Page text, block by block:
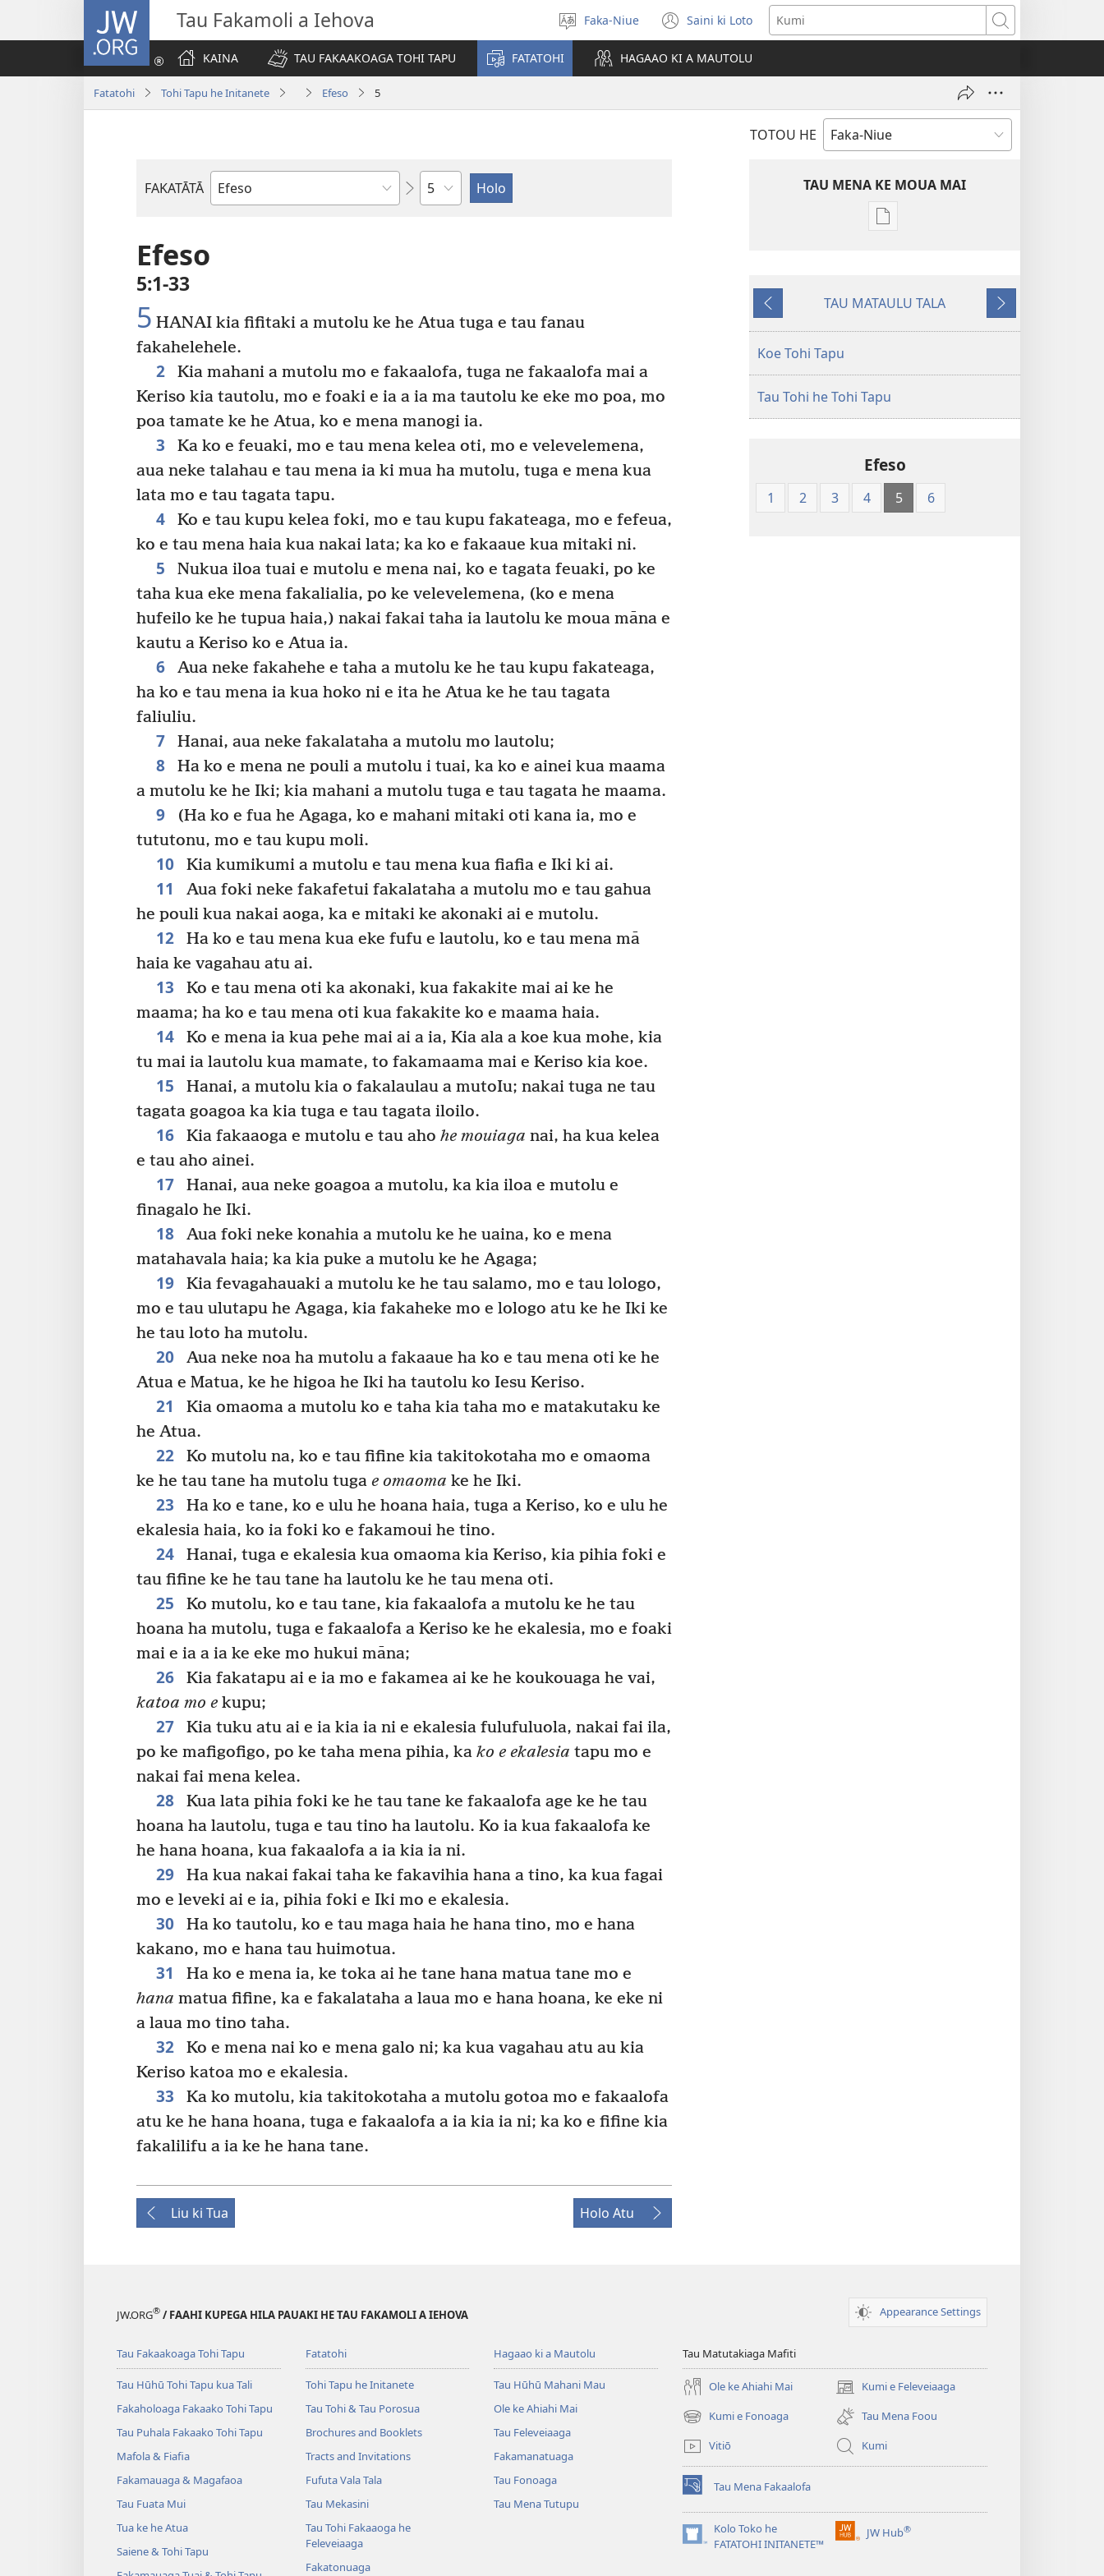
JW.ORG Tau Fakamoli a Iehova
Fifili
e
vagahau
Faka-Niue Saini ki Loto
(opens
new
window)
Kumi
KAINA
TAU FAKAAKOAGA TOHI TAPU FATATOHI HAGAAO KI A MAUTOLU
Fatatohi Tohi Tapu he Initanete Efeso 5
TOTOU HE
FAKATĀTĀ
Tohi
Veveheaga
Efeso
5:1-33
5 HANAI kia fifitaki a mutolu ke he Atua tuga e tau fanau
fakahelehele.
2
Kia mahani a mutolu mo e fakaalofa, tuga ne fakaalofa mai a
Keriso kia tautolu, mo e foaki e ia a ia ma tautolu ke eke mo poa, mo
poa tamate ke he Atua, ko e mena manogi ia.
3
Ka ko e feuaki, mo e tau mena kelea oti, mo e velevelemena,
aua neke talahau e tau mena ia ki mua ha mutolu, tuga e mena kua
lata mo e tau tagata tapu.
4
Ko e tau kupu kelea foki, mo e tau kupu fakateaga, mo e fefeua,
ko e tau mena haia kua nakai lata; ka ko e fakaaue kua mitaki ni.
5
Nukua iloa tuai e mutolu e mena nai, ko e tagata feuaki, po ke
taha kua eke mena fakalialia, po ke velevelemena, (ko e mena
hufeilo ke he tupua haia,) nakai fakai taha ia lautolu ke moua māna e
kautu a Keriso ko e Atua ia.
6
Aua neke fakahehe e taha a mutolu ke he tau kupu fakateaga,
ha ko e tau mena ia kua hoko ni e ita he Atua ke he tau tagata
faliuliu.
7 Hanai, aua neke fakalataha a mutolu mo lautolu;
8
Ha ko e mena ne pouli a mutolu i tuai, ka ko e ainei kua maama
a mutolu ke he Iki; kia mahani a mutolu tuga e tau tagata he maama.
9
(Ha ko e fua he Agaga, ko e mahani mitaki oti kana ia, mo e
tututonu, mo e tau kupu moli.
10 Kia kumikumi a mutolu e tau mena kua fiafia e Iki ki ai.
11
Aua foki neke fakafetui fakalataha a mutolu mo e tau gahua
he pouli kua nakai aoga, ka e mitaki ke akonaki ai e mutolu.
12
Ha ko e tau mena kua eke fufu e lautolu, ko e tau mena mā
haia ke vagahau atu ai.
13
Ko e tau mena oti ka akonaki, kua fakakite mai ai ke he
maama; ha ko e tau mena oti kua fakakite ko e maama haia.
14
Ko e mena ia kua pehe mai ai a ia, Kia ala a koe kua mohe, kia
tu mai ia lautolu kua mamate, to fakamaama mai e Keriso kia koe.
15
Hanai, a mutolu kia o fakalaulau a mutoIu; nakai tuga ne tau
tagata goagoa ka kia tuga e tau tagata iloilo.
16 Kia fakaaoga e mutolu e tau aho he mouiaga nai, ha kua kelea
e tau aho ainei.
17
Hanai, aua neke goagoa a mutolu, ka kia iloa e mutolu e
finagalo he Iki.
18
Aua foki neke konahia a mutolu ke he uaina, ko e mena
matahavala haia; ka kia puke a mutolu ke he Agaga;
19
Kia fevagahauaki a mutolu ke he tau salamo, mo e tau lologo,
mo e tau ulutapu he Agaga, kia fakaheke mo e lologo atu ke he Iki ke
he tau loto ha mutolu.
20
Aua neke noa ha mutolu a fakaaue ha ko e tau mena oti ke he
Atua e Matua, ke he higoa he Iki ha tautolu ko Iesu Keriso.
21
Kia omaoma a mutolu ko e taha kia taha mo e matakutaku ke
he Atua.
22
Ko mutolu na, ko e tau fifine kia takitokotaha mo e omaoma
ke he tau tane ha mutolu tuga e omaoma ke he Iki.
23
Ha ko e tane, ko e ulu he hoana haia, tuga a Keriso, ko e ulu he
ekalesia haia, ko ia foki ko e fakamoui he tino.
24
Hanai, tuga e ekalesia kua omaoma kia Keriso, kia pihia foki e
tau fifine ke he tau tane ha lautolu ke he tau mena oti.
25
Ko mutolu, ko e tau tane, kia fakaalofa a mutolu ke he tau
hoana ha mutolu, tuga e fakaalofa a Keriso ke he ekalesia, mo e foaki
mai e ia a ia ke eke mo hukui māna;
26
Kia fakatapu ai e ia mo e fakamea ai ke he koukouaga he vai,
katoa mo e kupu;
27
Kia tuku atu ai e ia kia ia ni e ekalesia fulufuluola, nakai fai ila,
po ke mafigofigo, po ke taha mena pihia, ka ko e ekalesia tapu mo e
nakai fai mena kelea.
28
Kua lata pihia foki ke he tau tane ke fakaalofa age ke he tau
hoana ha lautolu, tuga e tau tino ha lautolu. Ko ia kua fakaalofa ke
he hana hoana, kua fakaalofa a ia kia ia ni.
29
Ha kua nakai fakai taha ke fakavihia hana a tino, ka kua fagai
mo e leveki ai e ia, pihia foki e Iki mo e ekalesia.
30
Ha ko tautolu, ko e tau maga haia he hana tino, mo e hana
kakano, mo e hana tau huimotua.
31
Ha ko e mena ia, ke toka ai he tane hana matua tane mo e
hana matua fifine, ka e fakalataha a laua mo e hana hoana, ke eke ni
a laua mo tino taha.
32
Ko e mena nai ko e mena galo ni; ka kua vagahau atu au kia
Keriso katoa mo e ekalesia.
33
Ka ko mutolu, kia takitokotaha a mutolu gotoa mo e fakaalofa
atu ke he hana hoana, tuga e fakaalofa a ia kia ia ni; ka ko e fifine kia
fakalilifu a ia ke he hana tane.
Liu ki Tua Holo Atu
TAU MENA KE MOUA MAI
Tau
e
1
Liu
ki
Tua
TAU MATAULU TALA
Holo
Atu
Koe Tohi Tapu
Tau Tohi he Tohi Tapu
Efeso
1 2 3 4 5 6
JW.ORG® / FAAHI KUPEGA HILA PAUAKI HE TAU FAKAMOLI A IEHOVA Appearance Settings
Tau Fakaakoaga Tohi Tapu
Tau Hūhū Tohi Tapu kua Tali
Fakaholoaga Fakaako Tohi Tapu
Tau Puhala Fakaako Tohi Tapu
Mafola & Fiafia
Fakamauaga & Magafaoa
Tau Fuata Mui
Tua ke he Atua
Saiene & Tohi Tapu
Fatatohi
Tohi Tapu he Initanete
Tau Tohi & Tau Porosua
Brochures and Booklets
Tracts and Invitations
Fufuta Vala Tala
Tau Mekasini
Tau Tohi Fakaaoga he
Feleveiaaga
Fakatonuaga
Hagaao ki a Mautolu
Tau Hūhū Mahani Mau
Ole ke Ahiahi Mai
Tau Feleveiaaga
Fakamanatuaga
Tau Fonoaga
Tau Mena Tutupu
Tau Matutakiaga Mafiti
Ole ke Ahiahi Mai Kumi e Feleveiaaga
(opens
new
window)
Kumi e Fonoaga
(opens
new
window)
Tau Mena Foou
Vitiō
Kumi
Tau Mena Fakaalofa
(opens
new
window)Kolo Toko he
FATATOHI INITANETE™
(opens
JW Hub®
(opens